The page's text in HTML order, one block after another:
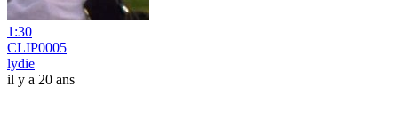
1:30
CLIP0005
lydie
il y a 20 ans